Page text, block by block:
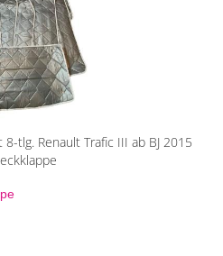
tlg. Renault Trafic III ab BJ 2015